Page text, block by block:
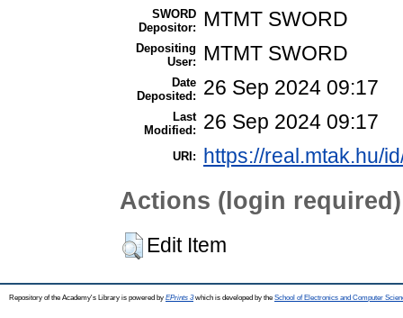
SWORD
Depositor:
MTMT SWORD
Depositing
User:
MTMT SWORD
Date
Deposited:
26 Sep 2024 09:17
Last
Modified:
26 Sep 2024 09:17
URI: https://real.mtak.hu/
Actions (login required)
Edit Item
Repository of the Academy's Library is powered by EPrints 3which is developed by the School of Electronics and Computer